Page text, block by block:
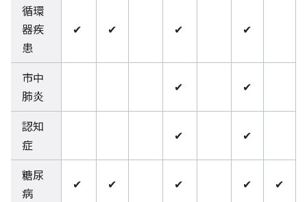
循環
器疾
患
✔ ✔ ✔ ✔
市中
肺炎
✔ ✔
認知
症
✔ ✔
糖尿
病
✔ ✔ ✔ ✔ ✔